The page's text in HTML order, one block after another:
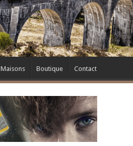
Maisons Boutique Contact